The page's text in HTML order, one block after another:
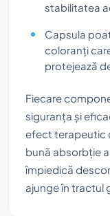
stabilitatea
Capsula
coloranți
protejează
Fiecare
siguranța și
efect terapeutic
bună absorbție
împiedică
ajunge în tractul